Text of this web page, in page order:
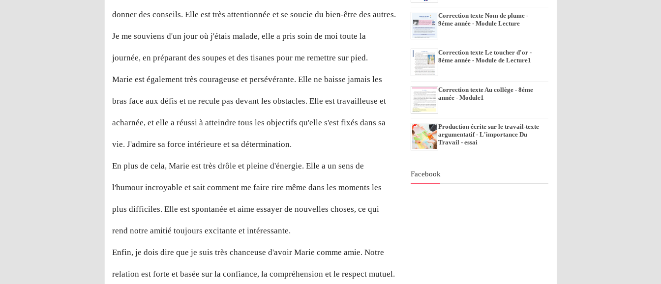
donner des conseils. Elle est très attentionnée et se soucie du bien-être des autres.
Je me souviens d'un jour où j'étais malade, elle a pris soin de moi toute la
journée, en préparant des soupes et des tisanes pour me remettre sur pied.
Marie est également très courageuse et persévérante. Elle ne baisse jamais les
bras face aux défis et ne recule pas devant les obstacles. Elle est travailleuse et
acharnée, et elle a réussi à atteindre tous les objectifs qu'elle s'est fixés dans sa
vie. J'admire sa force intérieure et sa détermination.
En plus de cela, Marie est très drôle et pleine d'énergie. Elle a un sens de
l'humour incroyable et sait comment me faire rire même dans les moments les
plus difficiles. Elle est spontanée et aime essayer de nouvelles choses, ce qui
rend notre amitié toujours excitante et intéressante.
Enfin, je dois dire que je suis très chanceuse d'avoir Marie comme amie. Notre
relation est forte et basée sur la confiance, la compréhension et le respect mutuel.
Correction texte Nom de plume -
9éme année - Module Lecture
Correction texte Le toucher d'or -
8éme année - Module de Lecture1
Correction texte Au collège - 8éme
année - Module1
Production écrite sur le travail-texte
argumentatif - L'importance Du
Travail - essai
Facebook